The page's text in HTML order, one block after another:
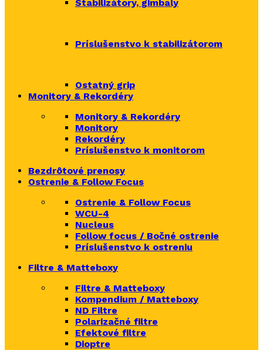
Stabilizátory, gimbaly
Príslušenstvo k stabilizátorom
Ostatný grip
Monitory & Rekordéry
Monitory & Rekordéry
Monitory
Rekordéry
Príslušenstvo k monitorom
Bezdrôtové prenosy
Ostrenie & Follow Focus
Ostrenie & Follow Focus
WCU-4
Nucleus
Follow focus / Bočné ostrenie
Príslušenstvo k ostreniu
Filtre & Matteboxy
Filtre & Matteboxy
Kompendium / Matteboxy
ND Filtre
Polarizačné filtre
Efektové filtre
Dioptre